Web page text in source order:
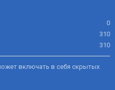
0
310
310
включать в себя скрытых